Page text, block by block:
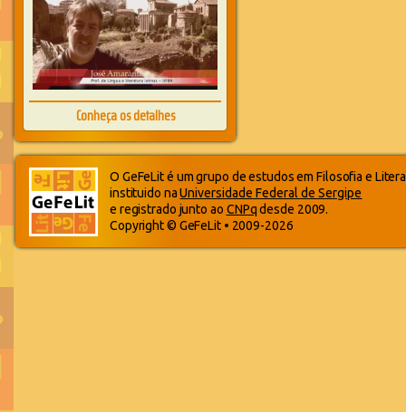
Conheça os detalhes
O GeFeLit é um grupo de estudos em Filosofia e
instituido naUniversidade Federal de Sergipe
e registrado junto ao CNPqdesde 2009.
Copyright © GeFeLit • 2009-2026